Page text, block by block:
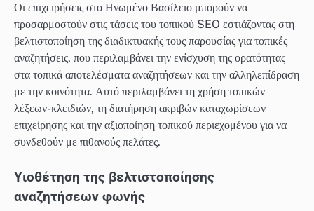
Οι επιχειρήσεις στο Ηνωμένο Βασίλειο μπορούν να
προσαρμοστούν στις τάσεις του τοπικού SEO εστιάζοντας στη
βελτιστοποίηση της διαδικτυακής τους παρουσίας για τοπικές
αναζητήσεις, που περιλαμβάνει την ενίσχυση της ορατότητας
στα τοπικά αποτελέσματα αναζητήσεων και την αλληλεπίδραση
με την κοινότητα. Αυτό περιλαμβάνει τη χρήση τοπικών
λέξεων-κλειδιών, τη διατήρηση ακριβών καταχωρίσεων
επιχείρησης και την αξιοποίηση τοπικού περιεχομένου για να
συνδεθούν με πιθανούς πελάτες.
Υιοθέτηση της βελτιστοποίησης
αναζητήσεων φωνής